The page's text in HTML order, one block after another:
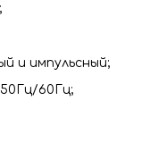
и импульсный;
60Гц;